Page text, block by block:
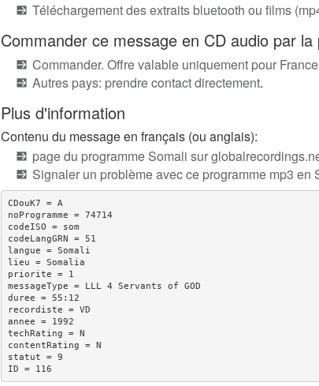
Téléchargement des extraits bluetooth ou films
Commander ce message en CD audio par la
Commander. Offre valable uniquement pour
Autres pays: prendre contact directement.
Plus d'information
Contenu du message en français (ou anglais):
page du programme Somali sur
Signaler un problème avec ce programme mp3 en
CDouK7 = A
noProgramme = 74714
codeISO = som
codeLangGRN = 51
langue = Somali
lieu = Somalia
priorite = 1
messageType = LLL 4 Servants of GOD
duree = 55:12
recordiste = VD
annee = 1992
techRating = N
contentRating = N
statut = 9